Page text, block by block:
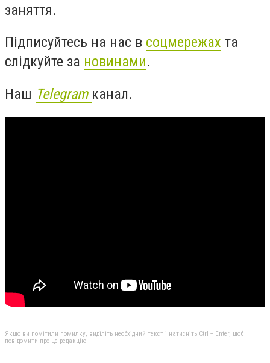
заняття.
Підписуйтесь на нас в соцмережах та
слідкуйте за новинами.
Наш Telegram канал.
Якщо ви помітили помилку, виділіть необхідний текст і натисніть Ctrl + Enter, щоб
повідомити про це редакцію